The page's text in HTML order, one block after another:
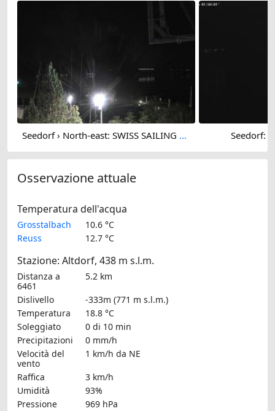
Seedorf › North-east: SWISS SAILING ACADEMY - Teddybären Höhle - Alte Axenstrasse - Lake Lucerne Seedorf:
Osservazione attuale
Temperatura dell'acqua
Grosstalbach
10.6 °C
Reuss
12.7 °C
Stazione: Altdorf, 438 m s.l.m.
Distanza a
6461
5.2 km
Dislivello
-333m (771 m s.l.m.)
Temperatura
18.8 °C
Soleggiato
0 di 10 min
Precipitazioni
0 mm/h
Velocità del
vento
1 km/h da NE
Raffica
3 km/h
Umidità
93%
Pressione
969 hPa